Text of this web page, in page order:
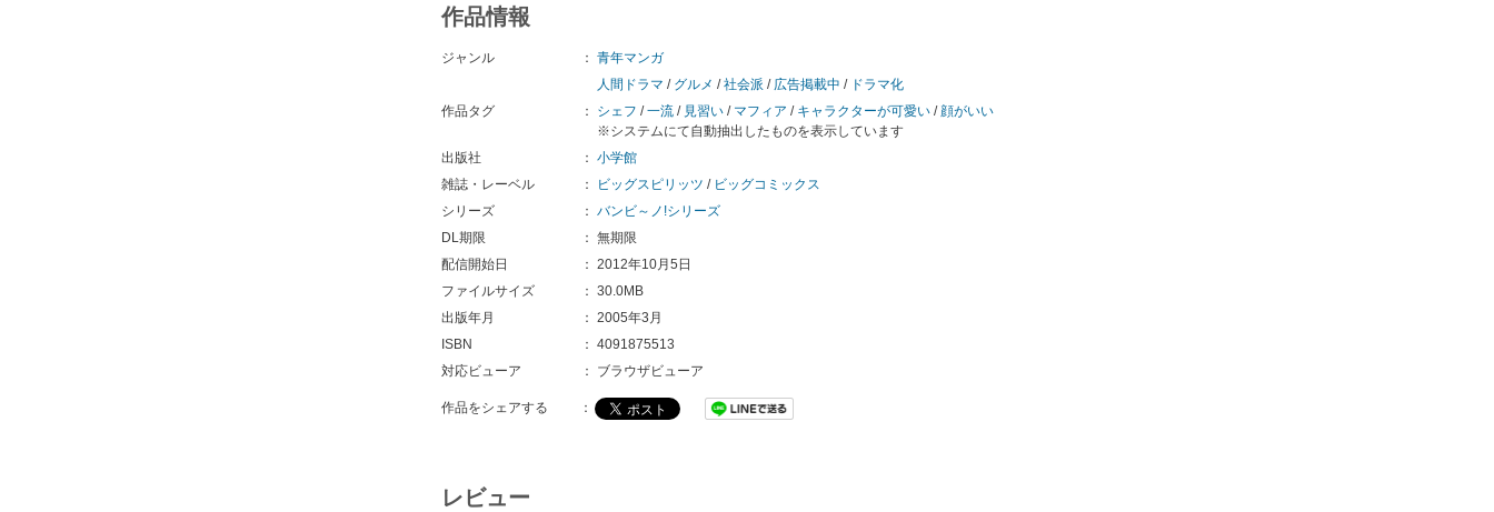
作品情報
ジャンル ： 青年マンガ
人間ドラマ / グルメ /社会派 / 広告掲載中 / ドラマ化
作品タグ
： シェフ /一流 / 見習い / マフィア / キャラクターが可愛い / 顔がいい
※システムにて自動抽出したものを表示しています
出版社
： 小学館
雑誌・レーベル
： ビッグスピリッツ / ビッグコミックス
シリーズ
： バンビ～ノ!シリーズ
DL期限
： 無期限
配信開始日
： 2012年10月5日
ファイルサイズ
： 30.0MB
出版年月
： 2005年3月
ISBN
： 4091875513
対応ビューア
： ブラウザビューア
作品をシェアする ：
レビュー